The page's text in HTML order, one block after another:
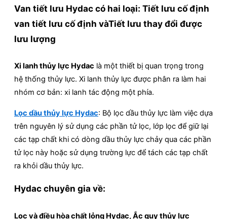
Van tiết lưu Hydaccó hai loại: Tiết lưu cố định
van tiết lưu cố định vàTiết lưu thay đổi được
lưu lượng
Xi lanh thủy lực Hydac là một thiết bị quan trọng trong
hệ thống thủy lực. Xi lanh thủy lực được phân ra làm hai
nhóm cơ bản: xi lanh tác động một phía.
Lọc dầu thủy lực Hydac: Bộ lọc dầu thủy lực làm việc dựa
trên nguyên lý sử dụng các phần tử lọc, lớp lọc để giữ lại
các tạp chất khi có dòng dầu thủy lực chảy qua các phần
tử lọc này hoặc sử dụng trường lực để tách các tạp chất
ra khỏi dầu thủy lực.
Hydac chuyên gia về:
Lọc và điều hòa chất lỏng Hydac, Ắc quy thủy lực